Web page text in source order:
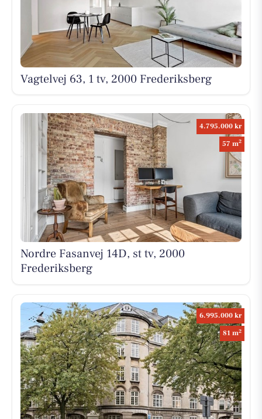
Vagtelvej 63, 1 tv, 2000 Frederiksberg
4.795.000 kr
57 m2
Nordre Fasanvej 14D, st tv, 2000
Frederiksberg
6.995.000 kr
81 m2